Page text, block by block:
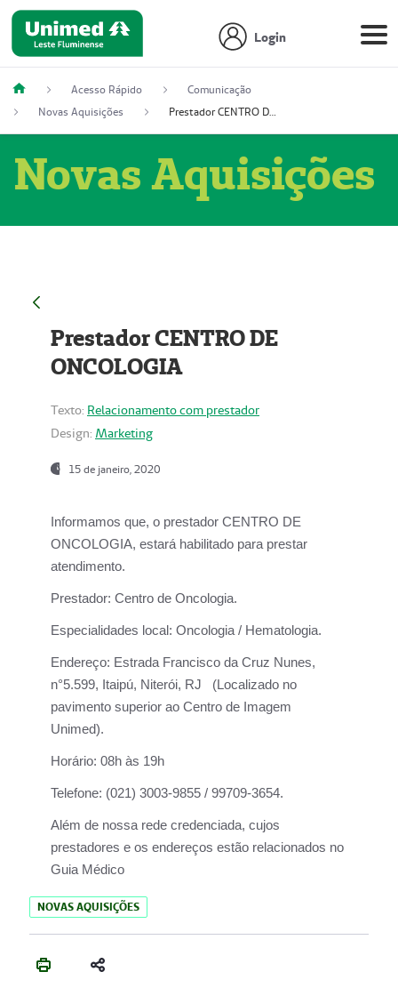
Login
Acesso Rápido
Comunicação
Novas Aquisições
Prestador CENTRO DE ONCOLOGIA
Novas Aquisições
Prestador CENTRO DE
ONCOLOGIA
Texto: Relacionamento com prestador
Design: Marketing
15 de janeiro, 2020
Informamos que, o prestador CENTRO DE
ONCOLOGIA, estará habilitado para prestar
atendimento.
Prestador: Centro de Oncologia.
Especialidades local: Oncologia / Hematologia.
Endereço: Estrada Francisco da Cruz Nunes,
n°5.599, Itaipú, Niterói, RJ (Localizado no
pavimento superior ao Centro de Imagem
Unimed).
Horário: 08h às 19h
Telefone: (021) 3003-9855 / 99709-3654.
Além de nossa rede credenciada, cujos
prestadores e os endereços estão relacionados no
Guia Médico
NOVAS AQUISIÇÕES